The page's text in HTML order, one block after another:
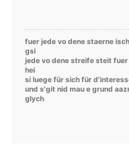
fuer jede vo dene staerne
gsi
jede vo dene streife steit
hei
si luege für sich für
und s'git nid mau e grund
glych